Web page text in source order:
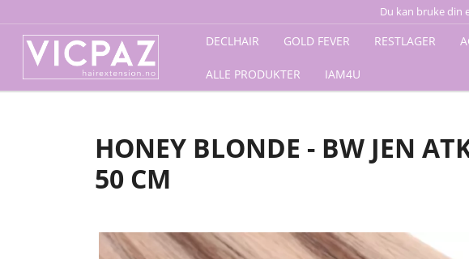
Du kan bruke din
DECLHAIR GOLD FEVER RESTLAGER
ALLE PRODUKTER IAM4U
/ Honey Blonde - BW Jen
HONEY BLONDE - BW JEN
50 CM